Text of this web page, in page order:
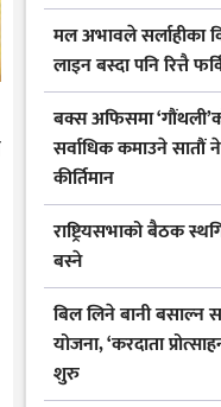
मल अभावले सर्लाहीका
लाइन बस्दा पनि रित्तै
बक्स अफिसमा
सर्वाधिक कमाउने सातौं
कीर्तिमान
राष्ट्रियसभाको बैठक
बस्ने
बिल लिने बानी बसाल्न
योजना, ‘करदाता
शुरु